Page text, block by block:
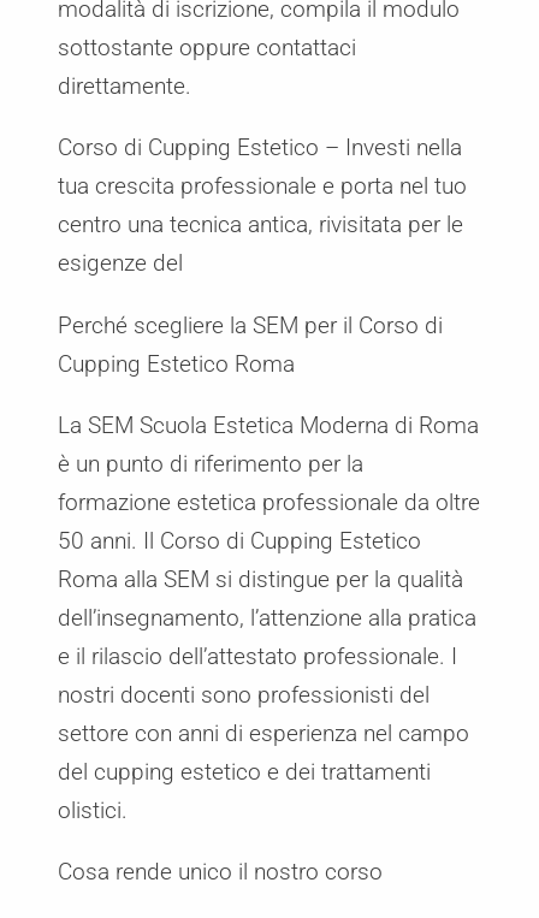
modalità di iscrizione, compila il modulo
sottostante oppure contattaci
direttamente.
Corso di Cupping Estetico – Investi nella
tua crescita professionale e porta nel tuo
centro una tecnica antica, rivisitata per le
esigenze del
Perché scegliere la SEM per il Corso di
Cupping Estetico Roma
La SEM Scuola Estetica Moderna di Roma
è un punto di riferimento per la
formazione estetica professionale da oltre
50 anni. Il Corso di Cupping Estetico
Roma alla SEM si distingue per la qualità
dell’insegnamento, l’attenzione alla pratica
e il rilascio dell’attestato professionale. I
nostri docenti sono professionisti del
settore con anni di esperienza nel campo
del cupping estetico e dei trattamenti
olistici.
Cosa rende unico il nostro corso